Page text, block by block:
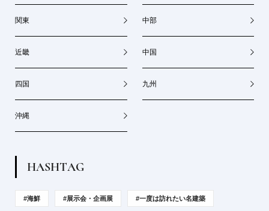
関東 中部
近畿 中国
四国 九州
沖縄
HASHTAG
#海鮮 #展示会・企画展 #一度は訪れたい名建築